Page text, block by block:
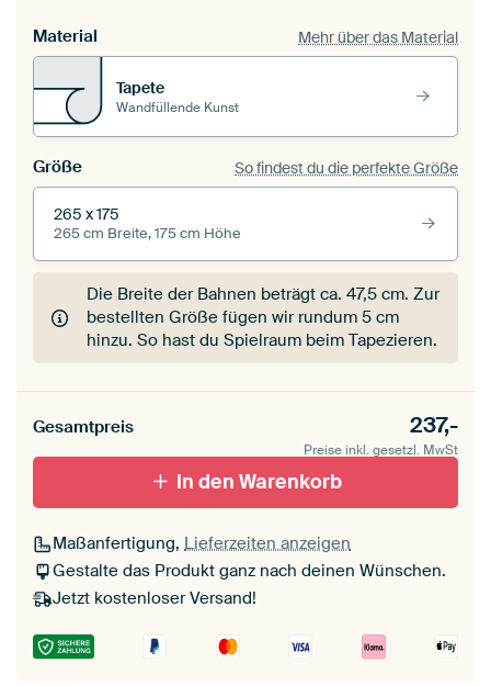
Material Mehr über das Material
Tapete
Wandfüllende Kunst
Größe So findest du die perfekte Größe
265 x 175
265 cm Breite, 175 cm Höhe
Die Breite der Bahnen beträgt ca.47,5 cm. Zur
bestellten Größe fügen wir rundum 5 cm
hinzu. So hast du Spielraum beim Tapezieren.
Gesamtpreis 237,-
Preise inkl. gesetzl. MwSt
In den Warenkorb
Maßanfertigung, Lieferzeiten anzeigen
Gestalte das Produkt ganz nach deinen Wünschen.
Jetzt kostenloser Versand!